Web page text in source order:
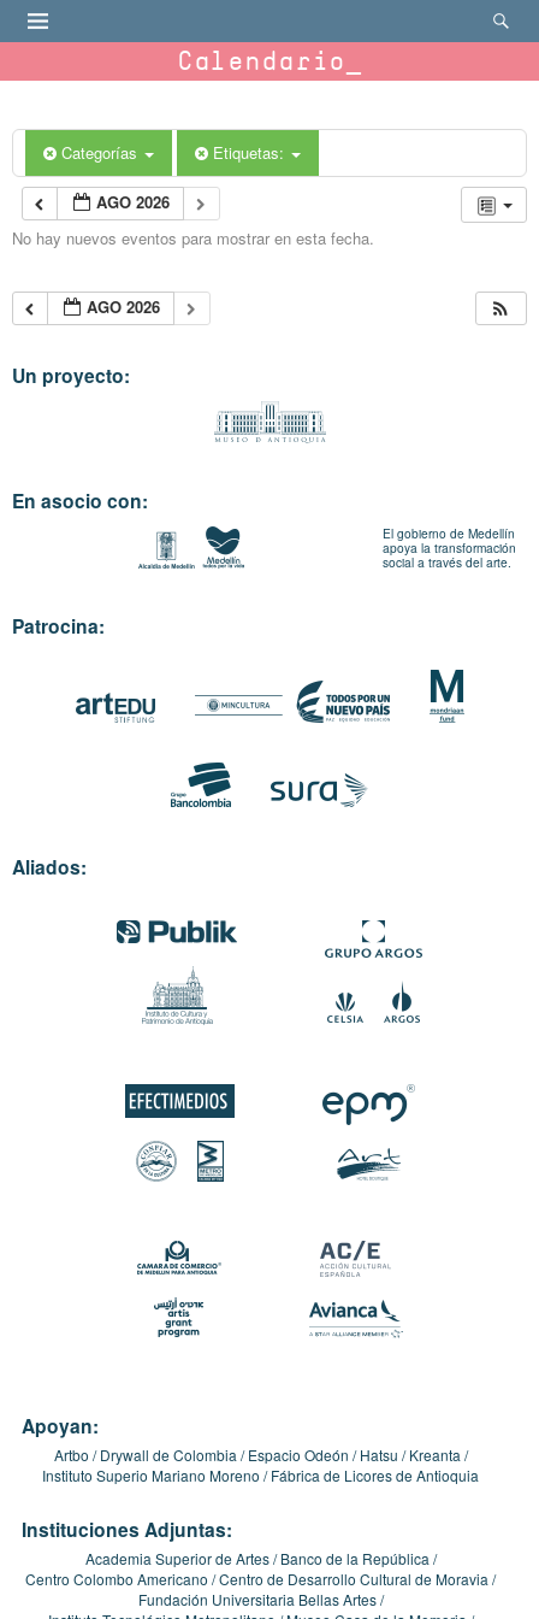
Calendario
Categorías Etiquetas:
AGO 2026
No hay nuevos eventos para mostrar en esta fecha.
AGO 2026
Un proyecto:
En asocio con:
El gobierno de Medellín
apoya la transformación
social a través del arte.
Patrocina:
Aliados:
Apoyan:
Artbo Drywall de Colombia Espacio Odeón Hatsu
Kreanta
Instituto Superio Mariano Moreno
Fábrica de Licores de Antioquia
Instituciones Adjuntas:
Academia Superior de Artes
Banco de la República
Centro Colombo Americano Centro de Desarrollo Cultural de Moravia
Fundación Universitaria Bellas Artes